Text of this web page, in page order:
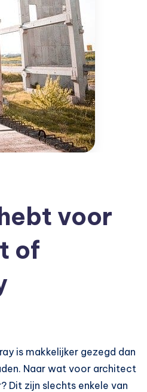
voor
of
is makkelijker gezegd dan
Naar wat voor architect
Dit zijn slechts enkele van